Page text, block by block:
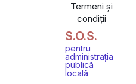
Termeni și
condiții
S.O.S.
pentru
administrația
publică
locală